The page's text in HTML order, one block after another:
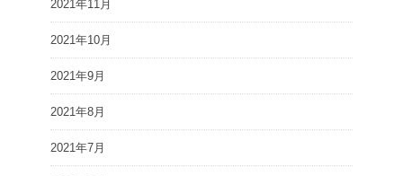
2021年11月
2021年10月
2021年9月
2021年8月
2021年7月